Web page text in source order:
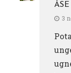
ÅSE
3